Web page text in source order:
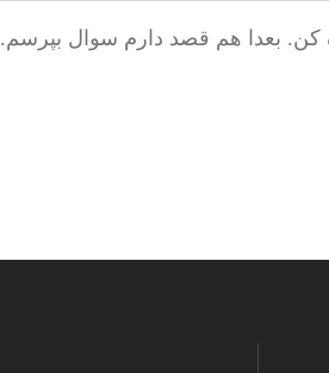
کن. بعدا هم قصد دارم سوال بپرسم.